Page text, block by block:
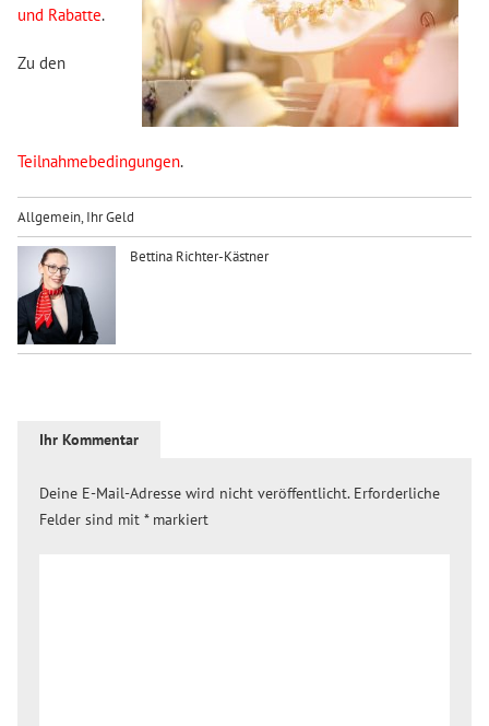
und Rabatte.
Zu den
Teilnahmebedingungen.
Allgemein, Ihr Geld
Bettina Richter-Kästner
Ihr Kommentar
Deine E-Mail-Adresse wird nicht veröffentlicht. Erforderliche
Felder sind mit *markiert